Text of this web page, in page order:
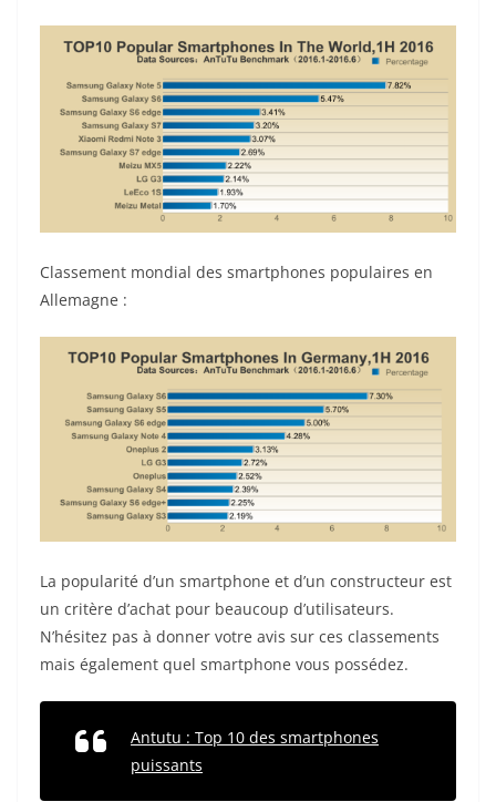
Classement mondial des smartphones populaires en
Allemagne :
La popularité d’un smartphone et d’un constructeur est
un critère d’achat pour beaucoup d’utilisateurs.
N’hésitez pas à donner votre avis sur ces classements
mais également quel smartphone vous possédez.
Antutu : Top 10 des smartphones
puissants